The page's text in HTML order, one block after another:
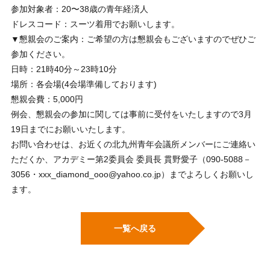
参加対象者：20〜38歳の⻘年経済⼈
ドレスコード：スーツ着用でお願いします。
▼懇親会のご案内：ご希望の方は懇親会もございますのでぜひご
参加ください。
日時：21時40分～23時10分
場所：各会場(4会場準備しております)
懇親会費：5,000円
例会、懇親会の参加に関しては事前に受付をいたしますので3月
19日までにお願いいたします。
お問い合わせは、お近くの北九州青年会議所メンバーにご連絡い
ただくか、アカデミー第2委員会 委員長 貫野愛子（090-5088－
3056・xxx_diamond_ooo@yahoo.co.jp）までよろしくお願いし
ます。
一覧へ戻る